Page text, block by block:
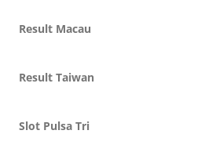
Result Macau
Result Taiwan
Slot Pulsa Tri